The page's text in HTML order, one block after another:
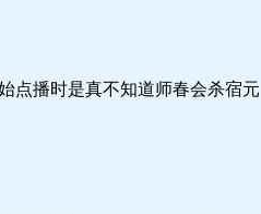
点播时是真不知道师春会杀宿元